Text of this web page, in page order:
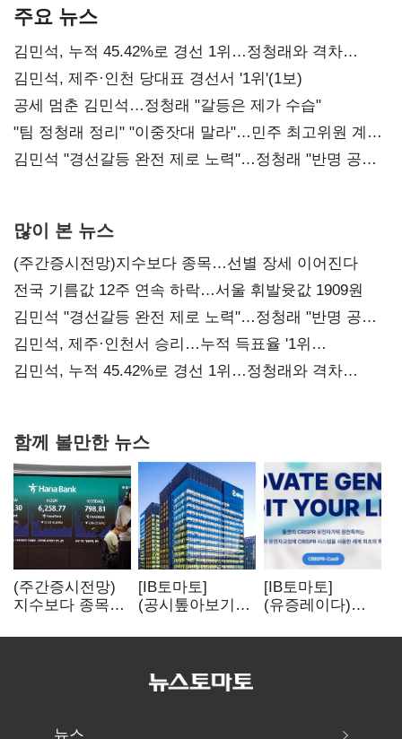
주요 뉴스
김민석, 누적 45.42%로 경선 1위…정청래와 격차
0.86%p(2보)
김민석, 제주·인천 당대표 경선서 '1위'(1보)
공세 멈춘 김민석…정청래 "갈등은 제가 수습"
"팀 정청래 정리" "이중잣대 말라"…민주 최고위원 계파
다툼 격화
김민석 "경선갈등 완전 제로 노력"…정청래 "반명 공세
많이 본 뉴스
(주간증시전망)지수보다 종목…선별 장세 이어진다
전국 기름값 12주 연속 하락…서울 휘발윳값 1909원
김민석 "경선갈등 완전 제로 노력"…정청래 "반명 공세
사과부터"
김민석, 제주·인천서 승리…누적 득표율 '1위
탈환'(종합)
김민석, 누적 45.42%로 경선 1위…정청래와 격차
함께 볼만한 뉴스
(주간증시전망)
지수보다 종목…
이어진다
[IB토마토]
(공시톺아보기)
바로 매출로
[IB토마토]
(유증레이다)
3분의 1 토막…
뉴스